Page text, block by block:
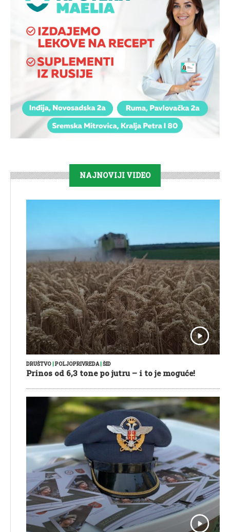
NAJNOVIJI VIDEO
DRUŠTVO|POLJOPRIVREDA|ŠID
Prinos od 6,3 tone po jutru – i to je moguće!